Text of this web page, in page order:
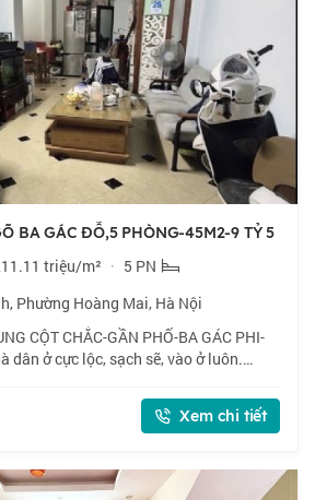
BA GÁC ĐỖ,5 PHÒNG-45M2-9 TỶ 5
triệu/m² · 5 PN
Phường Hoàng Mai, Hà Nội
CỘT CHẮC-GẦN PHỐ-BA GÁC PHI-
dân ở cực lộc, sạch sẽ, vào ở luôn.
Định T
Xem chi tiết